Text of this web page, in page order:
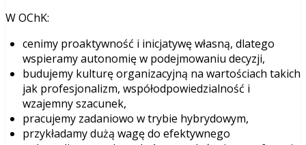
W OChK:
cenimy proaktywność i inicjatywę własną, dlatego
wspieramy autonomię w podejmowaniu decyzji,
budujemy kulturę organizacyjną na wartościach takich
jak profesjonalizm, współodpowiedzialność i
wzajemny szacunek,
pracujemy zadaniowo w trybie hybrydowym,
przykładamy dużą wagę do efektywnego